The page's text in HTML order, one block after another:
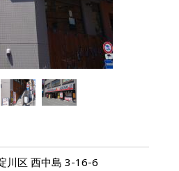
川区 西中島 3-16-6